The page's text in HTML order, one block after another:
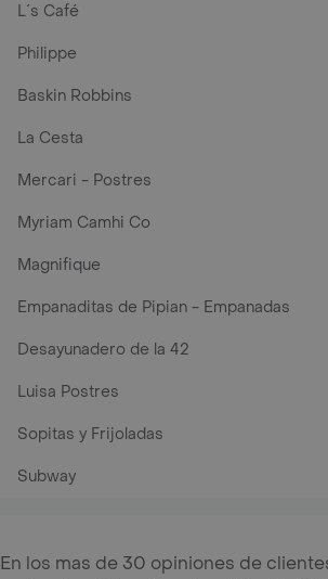
L´s Café
Philippe
Baskin Robbins
La Cesta
Mercari - Postres
Myriam Camhi Co
Magnifique
Empanaditas de Pipian - Empanadas
Desayunadero de la 42
Luisa Postres
Sopitas y Frijoladas
Subway
En los mas de 30 opiniones de